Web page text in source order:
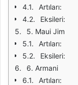
Artıları:
Eksileri:
5. Maui Jim
Artıları:
Eksileri:
6. Armani
Artıları: